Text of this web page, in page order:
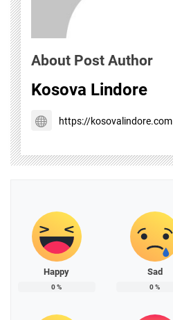
About Post Author
Kosova Lindore
https://kosovalindore.com
Happy
0%
Sad
0%